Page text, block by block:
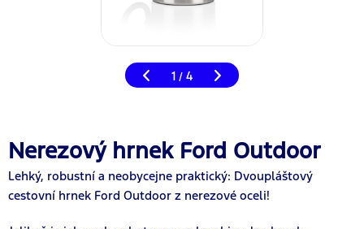
1 / 4
Nerezový hrnek Ford Outdoor
Lehký, robustní a neobycejne praktický: Dvoupláštový
cestovní hrnek Ford Outdoor z nerezové oceli!